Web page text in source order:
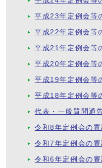
平成23年定例会等
平成22年定例会等
平成21年定例会等
平成20年定例会等
平成19年定例会等
平成18年定例会等
代表・一般質問通
令和8年定例会の審
令和7年定例会の審
令和6年定例会の審